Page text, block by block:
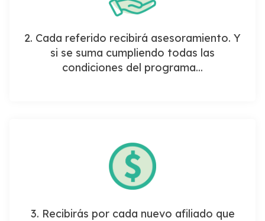
2. Cada referido recibirá asesoramiento. Y
si se suma cumpliendo todas las
condiciones del programa...
3. Recibirás por cada nuevo afiliado que